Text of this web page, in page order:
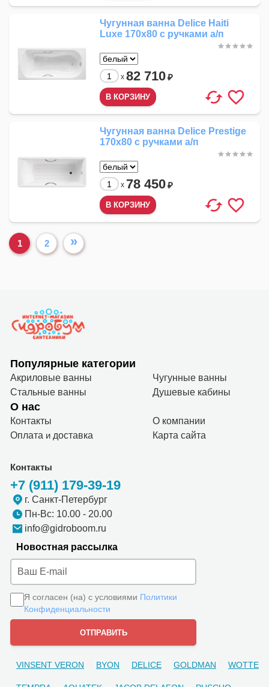
Чугунная ванна Delice Haiti
Luxe 170x80 с ручками а/п
x 82 710₽
Чугунная ванна Delice Prestige
170x80 с ручками а/п
x 78 450₽
1 2 »
Популярные категории
Акриловые ванны
Чугунные ванны
Стальные ванны
Душевые кабины
О нас
Контакты
О компании
Оплата и доставка Карта сайта
Контакты
+7 (911) 179-39-19
г. Санкт-Петербург
Пн-Вс: 10.00 - 20.00
info@gidroboom.ru
Новостная рассылка
Я согласен (на) с условиями Политики
Конфиденциальности
VINSENT VERON BYON DELICE GOLDMAN WOTTE